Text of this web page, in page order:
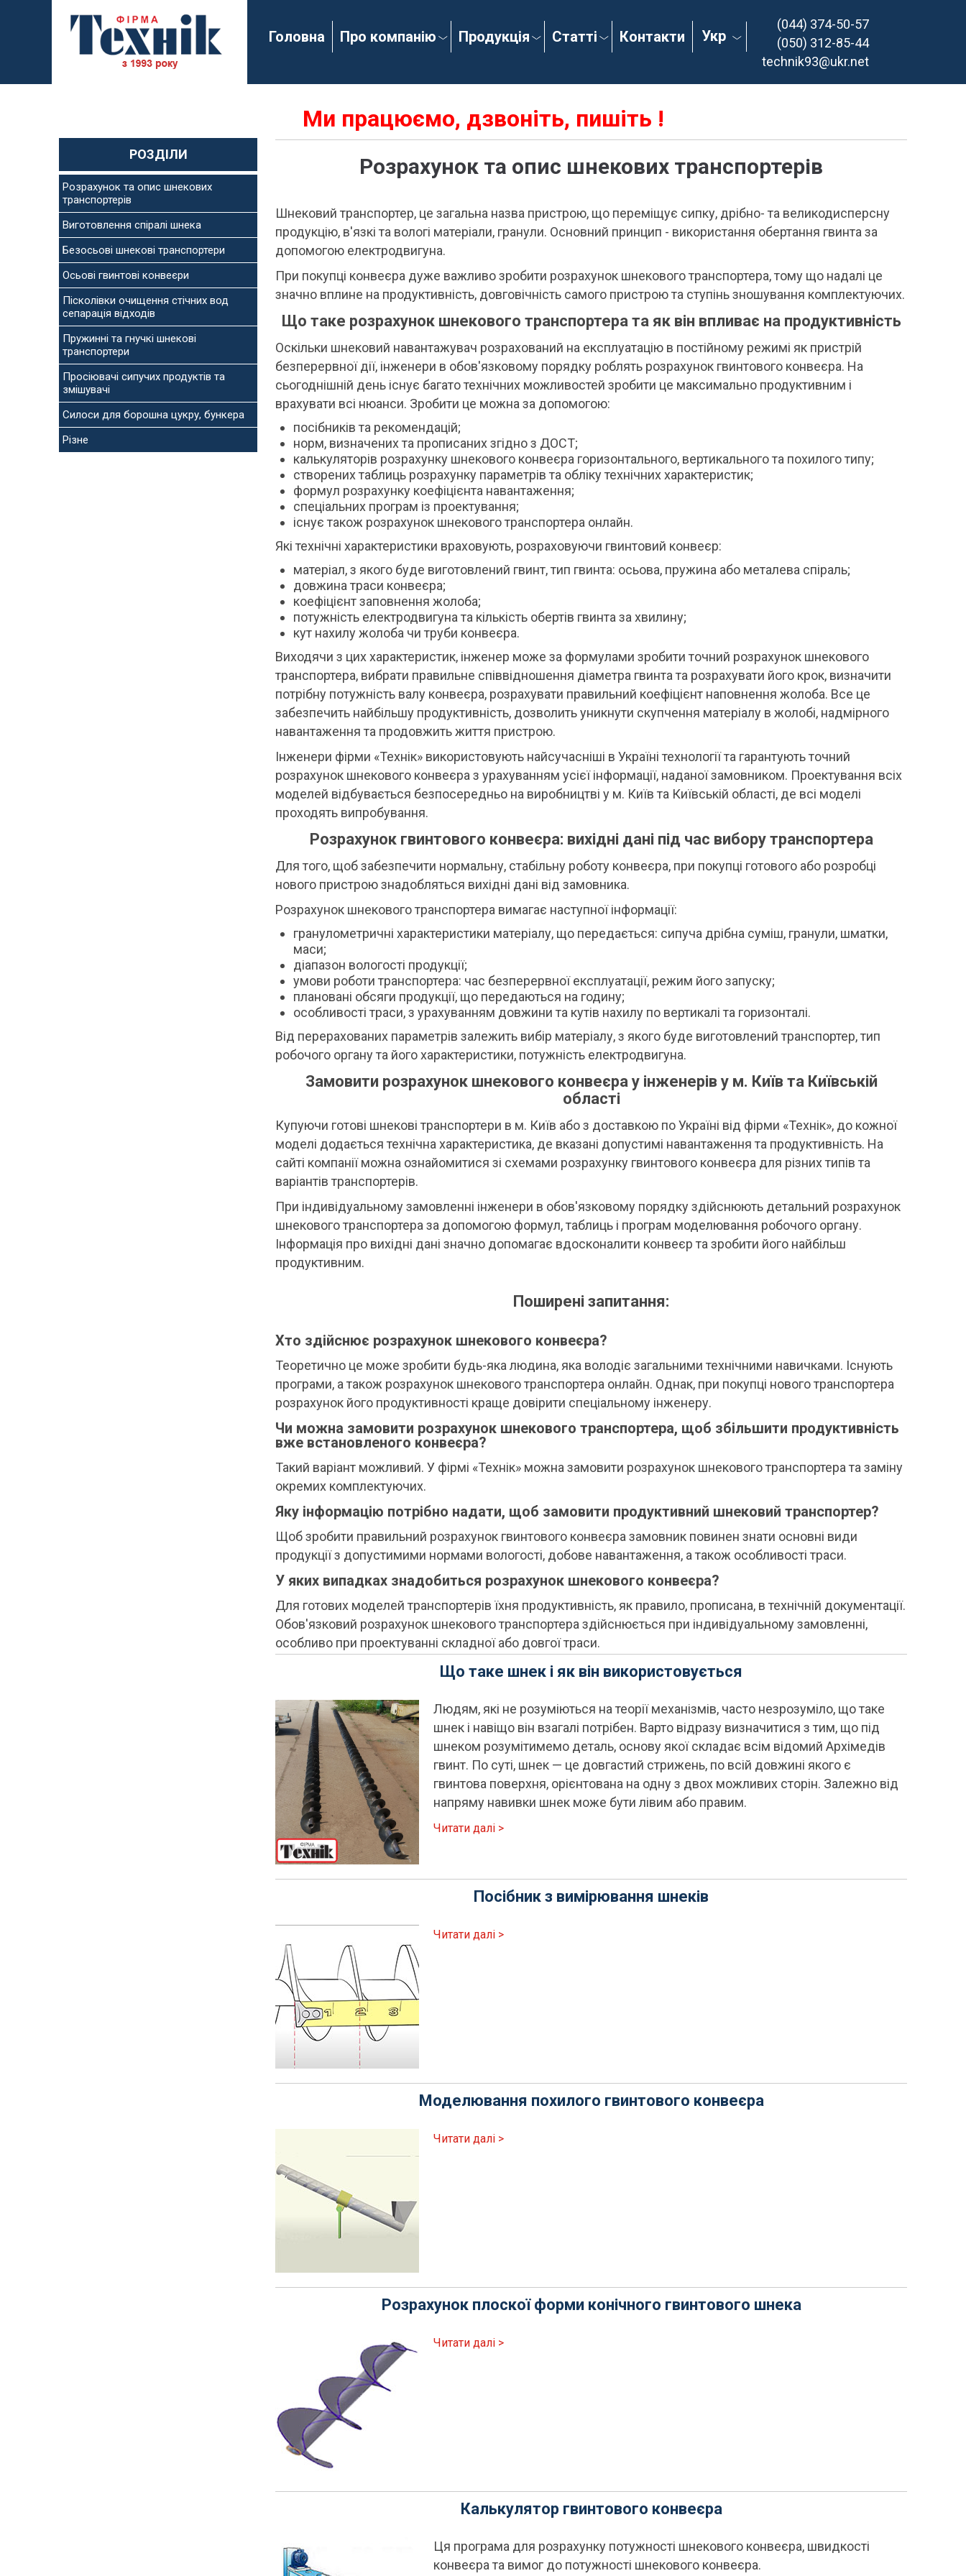
Головна Про компанію Продукція Статті Контакти Укр
(044) 374-50-57
(050) 312-85-44
technik93@ukr.net
Ми працюємо, дзвоніть, пишіть !
РОЗДІЛИ
Розрахунок та опис шнекових
транспортерів
Виготовлення спіралі шнека
Безосьові шнекові транспортери
Осьові гвинтові конвеєри
Пісколівки очищення стічних вод
сепарація відходів
Пружинні та гнучкі шнекові
транспортери
Просіювачі сипучих продуктів та
змішувачі
Силоси для борошна цукру, бункера
Різне
Розрахунок та опис шнекових транспортерів
Шнековий транспортер, це загальна назва пристрою, що переміщує сипку, дрібно- та великодисперсну
продукцію, в'язкі та вологі матеріали, гранули. Основний принцип - використання обертання гвинта за
допомогою електродвигуна.
При покупці конвеєра дуже важливо зробити розрахунок шнекового транспортера, тому що надалі це
значно вплине на продуктивність, довговічність самого пристрою та ступінь зношування комплектуючих.
Що таке розрахунок шнекового транспортера та як він впливає на продуктивність
Оскільки шнековий навантажувач розрахований на експлуатацію в постійному режимі як пристрій
безперервної дії, інженери в обов'язковому порядку роблять розрахунок гвинтового конвеєра. На
сьогоднішній день існує багато технічних можливостей зробити це максимально продуктивним і
врахувати всі нюанси. Зробити це можна за допомогою:
посібників та рекомендацій;
норм, визначених та прописаних згідно з ДОСТ;
калькуляторів розрахунку шнекового конвеєра горизонтального, вертикального та похилого типу;
створених таблиць розрахунку параметрів та обліку технічних характеристик;
формул розрахунку коефіцієнта навантаження;
спеціальних програм із проектування;
існує також розрахунок шнекового транспортера онлайн.
Які технічні характеристики враховують, розраховуючи гвинтовий конвеєр:
матеріал, з якого буде виготовлений гвинт, тип гвинта: осьова, пружина або металева спіраль;
довжина траси конвеєра;
коефіцієнт заповнення жолоба;
потужність електродвигуна та кількість обертів гвинта за хвилину;
кут нахилу жолоба чи труби конвеєра.
Виходячи з цих характеристик, інженер може за формулами зробити точний розрахунок шнекового
транспортера, вибрати правильне співвідношення діаметра гвинта та розрахувати його крок, визначити
потрібну потужність валу конвеєра, розрахувати правильний коефіцієнт наповнення жолоба. Все це
забезпечить найбільшу продуктивність, дозволить уникнути скупчення матеріалу в жолобі, надмірного
навантаження та продовжить життя пристрою.
Інженери фірми «Технік» використовують найсучасніші в Україні технології та гарантують точний
розрахунок шнекового конвеєра з урахуванням усієї інформації, наданої замовником. Проектування всіх
моделей відбувається безпосередньо на виробництві у м. Київ та Київській області, де всі моделі
проходять випробування.
Розрахунок гвинтового конвеєра: вихідні дані під час вибору транспортера
Для того, щоб забезпечити нормальну, стабільну роботу конвеєра, при покупці готового або розробці
нового пристрою знадобляться вихідні дані від замовника.
Розрахунок шнекового транспортера вимагає наступної інформації:
гранулометричні характеристики матеріалу, що передається: сипуча дрібна суміш, гранули, шматки,
маси;
діапазон вологості продукції;
умови роботи транспортера: час безперервної експлуатації, режим його запуску;
плановані обсяги продукції, що передаються на годину;
особливості траси, з урахуванням довжини та кутів нахилу по вертикалі та горизонталі.
Від перерахованих параметрів залежить вибір матеріалу, з якого буде виготовлений транспортер, тип
робочого органу та його характеристики, потужність електродвигуна.
Замовити розрахунок шнекового конвеєра у інженерів у м. Київ та Київській
області
Купуючи готові шнекові транспортери в м. Київ або з доставкою по Україні від фірми «Технік», до кожної
моделі додається технічна характеристика, де вказані допустимі навантаження та продуктивність. На
сайті компанії можна ознайомитися зі схемами розрахунку гвинтового конвеєра для різних типів та
варіантів транспортерів.
При індивідуальному замовленні інженери в обов'язковому порядку здійснюють детальний розрахунок
шнекового транспортера за допомогою формул, таблиць і програм моделювання робочого органу.
Інформація про вихідні дані значно допомагає вдосконалити конвеєр та зробити його найбільш
продуктивним.
Поширені запитання:
Хто здійснює розрахунок шнекового конвеєра?
Теоретично це може зробити будь-яка людина, яка володіє загальними технічними навичками. Існують
програми, а також розрахунок шнекового транспортера онлайн. Однак, при покупці нового транспортера
розрахунок його продуктивності краще довірити спеціальному інженеру.
Чи можна замовити розрахунок шнекового транспортера, щоб збільшити продуктивність
вже встановленого конвеєра?
Такий варіант можливий. У фірмі «Технік» можна замовити розрахунок шнекового транспортера та заміну
окремих комплектуючих.
Яку інформацію потрібно надати, щоб замовити продуктивний шнековий транспортер?
Щоб зробити правильний розрахунок гвинтового конвеєра замовник повинен знати основні види
продукції з допустимими нормами вологості, добове навантаження, а також особливості траси.
У яких випадках знадобиться розрахунок шнекового конвеєра?
Для готових моделей транспортерів їхня продуктивність, як правило, прописана, в технічній документації.
Обов'язковий розрахунок шнекового транспортера здійснюється при індивідуальному замовленні,
особливо при проектуванні складної або довгої траси.
Що таке шнек і як він використовується
Людям, які не розуміються на теорії механізмів, часто незрозуміло, що таке
шнек і навіщо він взагалі потрібен. Варто відразу визначитися з тим, що під
шнеком розумітимемо деталь, основу якої складає всім відомий Архімедів
гвинт. По суті, шнек — це довгастий стрижень, по всій довжині якого є
гвинтова поверхня, орієнтована на одну з двох можливих сторін. Залежно від
напряму навивки шнек може бути лівим або правим.
Читати далі >
Посібник з вимірювання шнеків
Читати далі >
Моделювання похилого гвинтового конвеєра
Читати далі >
Розрахунок плоскої форми конічного гвинтового шнека
Читати далі >
Калькулятор гвинтового конвеєра
Ця програма для розрахунку потужності шнекового конвеєра, швидкості
конвеєра та вимог до потужності шнекового конвеєра.